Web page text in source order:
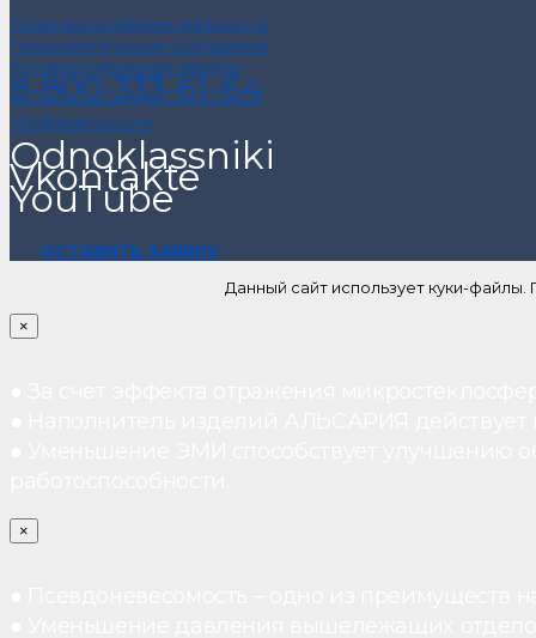
Политика конфиденциальности
Пользовательское соглашение
Договор публичной оферты
8-800-333-61-64
info@alsariya.com
Odnoklassniki
Vkontakte
YouTube
ОСТАВИТЬ ЗАЯВКУ
Данный сайт использует куки-
×
×